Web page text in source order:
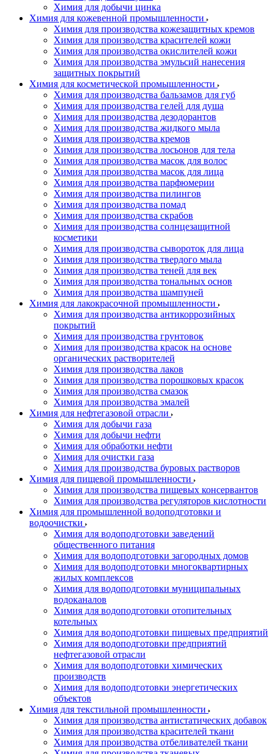
Химия для добычи цинка
Химия для кожевенной промышленности
Химия для производства кожезащитных кремов
Химия для производства красителей кожи
Химия для производства окислителей кожи
Химия для производства эмульсий нанесения
защитных покрытий
Химия для косметической промышленности
Химия для производства бальзамов для губ
Химия для производства гелей для душа
Химия для производства дезодорантов
Химия для производства жидкого мыла
Химия для производства кремов
Химия для производства лосьонов для тела
Химия для производства масок для волос
Химия для производства масок для лица
Химия для производства парфюмерии
Химия для производства пилингов
Химия для производства помад
Химия для производства скрабов
Химия для производства солнцезащитной
косметики
Химия для производства сывороток для лица
Химия для производства твердого мыла
Химия для производства теней для век
Химия для производства тональных основ
Химия для производства шампуней
Химия для лакокрасочной промышленности
Химия для производства антикоррозийных
покрытий
Химия для производства грунтовок
Химия для производства красок на основе
органических растворителей
Химия для производства лаков
Химия для производства порошковых красок
Химия для производства смазок
Химия для производства эмалей
Химия для нефтегазовой отрасли
Химия для добычи газа
Химия для добычи нефти
Химия для обработки нефти
Химия для очистки газа
Химия для производства буровых растворов
Химия для пищевой промышленности
Химия для производства пищевых консервантов
Химия для производства регуляторов кислотности
Химия для промышленной водоподготовки и
водоочистки
Химия для водоподготовки заведений
общественного питания
Химия для водоподготовки загородных домов
Химия для водоподготовки многоквартирных
жилых комплексов
Химия для водоподготовки муниципальных
водоканалов
Химия для водоподготовки отопительных
котельных
Химия для водоподготовки пищевых предприятий
Химия для водоподготовки предприятий
нефтегазовой отрасли
Химия для водоподготовки химических
производств
Химия для водоподготовки энергетических
объектов
Химия для текстильной промышленности
Химия для производства антистатических добавок
Химия для производства красителей ткани
Химия для производства отбеливателей ткани